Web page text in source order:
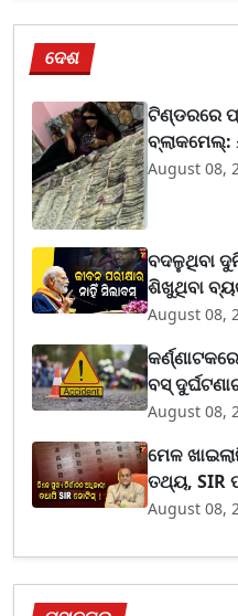
ଦେଶ
ଟିଣ୍ଡରରେ
ବ୍ଲାକମେଲ୍:
August 08,
ବଦଳୁଥିବା
ଶିଖୁଥିବା
August 08,
ବସ୍
August 08,
ମେଳ
ତଥ୍ୟ, SIR
August 08,